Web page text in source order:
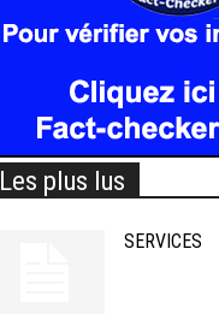
Les plus lus
SERVICES